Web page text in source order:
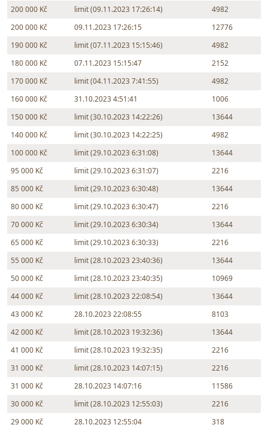
200 000 Kč
limit (09.11.2023 17:26:14)
4982
200 000 Kč
09.11.2023 17:26:15
12776
190 000 Kč
limit (07.11.2023 15:15:46)
4982
180 000 Kč
07.11.2023 15:15:47
2152
170 000 Kč
limit (04.11.2023 7:41:55)
4982
160 000 Kč
31.10.2023 4:51:41
1006
150 000 Kč
limit (30.10.2023 14:22:26)
13644
140 000 Kč
limit (30.10.2023 14:22:25)
4982
100 000 Kč
limit (29.10.2023 6:31:08)
13644
95 000 Kč
limit (29.10.2023 6:31:07)
2216
85 000 Kč
limit (29.10.2023 6:30:48)
13644
80 000 Kč
limit (29.10.2023 6:30:47)
2216
70 000 Kč
limit (29.10.2023 6:30:34)
13644
65 000 Kč
limit (29.10.2023 6:30:33)
2216
55 000 Kč
limit (28.10.2023 23:40:36)
13644
50 000 Kč
limit (28.10.2023 23:40:35)
10969
44 000 Kč
limit (28.10.2023 22:08:54)
13644
43 000 Kč
28.10.2023 22:08:55
8103
42 000 Kč
limit (28.10.2023 19:32:36)
13644
41 000 Kč
limit (28.10.2023 19:32:35)
2216
31 000 Kč
limit (28.10.2023 14:07:15)
2216
31 000 Kč
28.10.2023 14:07:16
11586
30 000 Kč
limit (28.10.2023 12:55:03)
2216
29 000 Kč
28.10.2023 12:55:04 318